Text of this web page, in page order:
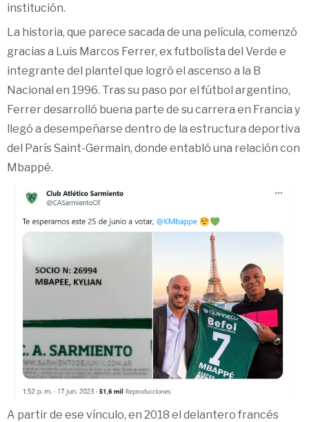
institución.
La historia, que parece sacada de una película, comenzó
gracias a Luis Marcos Ferrer, ex futbolista del Verde e
integrante del plantel que logró el ascenso a la B
Nacional en 1996. Tras su paso por el fútbol argentino,
Ferrer desarrolló buena parte de su carrera en Francia y
llegó a desempeñarse dentro de la estructura deportiva
del París Saint-Germain, donde entabló una relación con
Mbappé.
A partir de ese vínculo, en 2018 el delantero francés